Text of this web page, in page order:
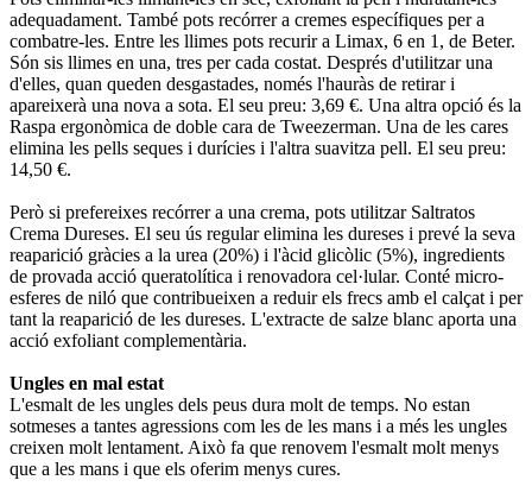
adequadament. També pots recórrer a cremes específiques per a
combatre-les. Entre les llimes pots recurir a Limax, 6 en 1, de Beter.
Són sis llimes en una, tres per cada costat. Després d'utilitzar una
d'elles, quan queden desgastades, només l'hauràs de retirar i
apareixerà una nova a sota. El seu preu: 3,69 €. Una altra opció és la
Raspa ergonòmica de doble cara de Tweezerman. Una de les cares
elimina les pells seques i durícies i l'altra suavitza pell. El seu preu:
14,50 €.
Però si prefereixes recórrer a una crema, pots utilitzar Saltratos
Crema Dureses. El seu ús regular elimina les dureses i prevé la seva
reaparició gràcies a la urea (20%) i l'àcid glicòlic (5%), ingredients
de provada acció queratolítica i renovadora cel·lular. Conté micro-
esferes de niló que contribueixen a reduir els frecs amb el calçat i per
tant la reaparició de les dureses. L'extracte de salze blanc aporta una
acció exfoliant complementària.
Ungles en mal estat
L'esmalt de les ungles dels peus dura molt de temps. No estan
sotmeses a tantes agressions com les de les mans i a més les ungles
creixen molt lentament. Això fa que renovem l'esmalt molt menys
que a les mans i que els oferim menys cures.